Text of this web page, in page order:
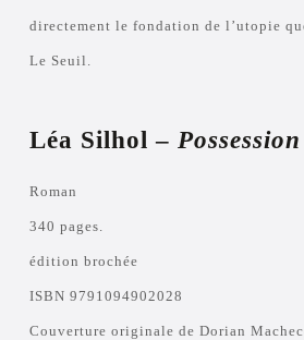
directement le fondation de l’utopie
Le Seuil.
Léa Silhol –
Roman
340 pages.
édition brochée
ISBN 9791094902028
Couverture originale de Dorian